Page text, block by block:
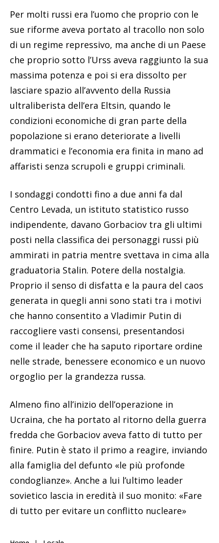
Per molti russi era l’uomo che proprio con le
sue riforme aveva portato al tracollo non solo
di un regime repressivo, ma anche di un Paese
che proprio sotto l’Urss aveva raggiunto la sua
massima potenza e poi si era dissolto per
lasciare spazio all’avvento della Russia
ultraliberista dell’era Eltsin, quando le
condizioni economiche di gran parte della
popolazione si erano deteriorate a livelli
drammatici e l’economia era finita in mano ad
affaristi senza scrupoli e gruppi criminali.
I sondaggi condotti fino a due anni fa dal
Centro Levada, un istituto statistico russo
indipendente, davano Gorbaciov tra gli ultimi
posti nella classifica dei personaggi russi più
ammirati in patria mentre svettava in cima alla
graduatoria Stalin. Potere della nostalgia.
Proprio il senso di disfatta e la paura del caos
generata in quegli anni sono stati tra i motivi
che hanno consentito a Vladimir Putin di
raccogliere vasti consensi, presentandosi
come il leader che ha saputo riportare ordine
nelle strade, benessere economico e un nuovo
orgoglio per la grandezza russa.
Almeno fino all’inizio dell’operazione in
Ucraina, che ha portato al ritorno della guerra
fredda che Gorbaciov aveva fatto di tutto per
finire. Putin è stato il primo a reagire, inviando
alla famiglia del defunto «le più profonde
condoglianze». Anche a lui l’ultimo leader
sovietico lascia in eredità il suo monito: «Fare
di tutto per evitare un conflitto nucleare»